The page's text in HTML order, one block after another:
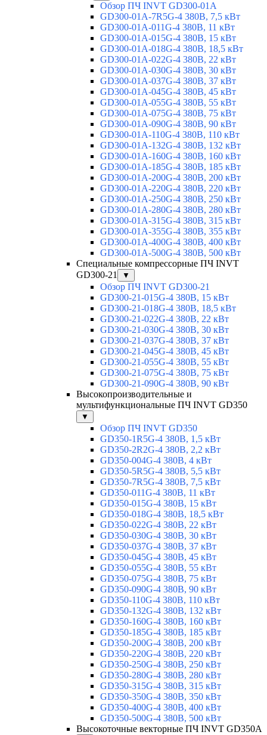
Обзор ПЧ INVT GD300-01A
GD300-01A-7R5G-4 380В, 7,5 кВт
GD300-01A-011G-4 380В, 11 кВт
GD300-01A-015G-4 380В, 15 кВт
GD300-01A-018G-4 380В, 18,5 кВт
GD300-01A-022G-4 380В, 22 кВт
GD300-01A-030G-4 380В, 30 кВт
GD300-01A-037G-4 380В, 37 кВт
GD300-01A-045G-4 380В, 45 кВт
GD300-01A-055G-4 380В, 55 кВт
GD300-01A-075G-4 380В, 75 кВт
GD300-01A-090G-4 380В, 90 кВт
GD300-01A-110G-4 380В, 110 кВт
GD300-01A-132G-4 380В, 132 кВт
GD300-01A-160G-4 380В, 160 кВт
GD300-01A-185G-4 380В, 185 кВт
GD300-01A-200G-4 380В, 200 кВт
GD300-01A-220G-4 380В, 220 кВт
GD300-01A-250G-4 380В, 250 кВт
GD300-01A-280G-4 380В, 280 кВт
GD300-01A-315G-4 380В, 315 кВт
GD300-01A-355G-4 380В, 355 кВт
GD300-01A-400G-4 380В, 400 кВт
GD300-01A-500G-4 380В, 500 кВт
Специальные компрессорные ПЧ INVT
GD300-21
▼
Обзор ПЧ INVT GD300-21
GD300-21-015G-4 380В, 15 кВт
GD300-21-018G-4 380В, 18,5 кВт
GD300-21-022G-4 380В, 22 кВт
GD300-21-030G-4 380В, 30 кВт
GD300-21-037G-4 380В, 37 кВт
GD300-21-045G-4 380В, 45 кВт
GD300-21-055G-4 380В, 55 кВт
GD300-21-075G-4 380В, 75 кВт
GD300-21-090G-4 380В, 90 кВт
Высокопроизводительные и
мультифункциональные ПЧ INVT GD350
▼
Обзор ПЧ INVT GD350
GD350-1R5G-4 380В, 1,5 кВт
GD350-2R2G-4 380В, 2,2 кВт
GD350-004G-4 380В, 4 кВт
GD350-5R5G-4 380В, 5,5 кВт
GD350-7R5G-4 380В, 7,5 кВт
GD350-011G-4 380В, 11 кВт
GD350-015G-4 380В, 15 кВт
GD350-018G-4 380В, 18,5 кВт
GD350-022G-4 380В, 22 кВт
GD350-030G-4 380В, 30 кВт
GD350-037G-4 380В, 37 кВт
GD350-045G-4 380В, 45 кВт
GD350-055G-4 380В, 55 кВт
GD350-075G-4 380В, 75 кВт
GD350-090G-4 380В, 90 кВт
GD350-110G-4 380В, 110 кВт
GD350-132G-4 380В, 132 кВт
GD350-160G-4 380В, 160 кВт
GD350-185G-4 380В, 185 кВт
GD350-200G-4 380В, 200 кВт
GD350-220G-4 380В, 220 кВт
GD350-250G-4 380В, 250 кВт
GD350-280G-4 380В, 280 кВт
GD350-315G-4 380В, 315 кВт
GD350-350G-4 380В, 350 кВт
GD350-400G-4 380В, 400 кВт
GD350-500G-4 380В, 500 кВт
Высокоточные векторные ПЧ INVT GD350A